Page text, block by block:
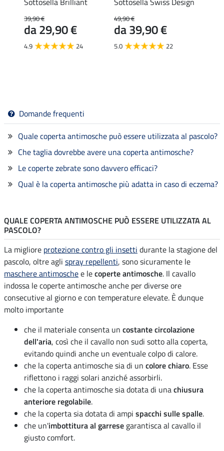
39,90 €
da 29,90 €
4.9 24
49,90 €
da 39,90 €
5.0 22
Domande frequenti
Quale coperta antimosche può essere utilizzata al pascolo?
Che taglia dovrebbe avere una coperta antimosche?
Le coperte zebrate sono davvero efficaci?
Qual è la coperta antimosche più adatta in caso di eczema?
QUALE COPERTA ANTIMOSCHE PUÒ ESSERE UTILIZZATA AL
PASCOLO?
La migliore protezione contro gli insetti durante la stagione del
pascolo, oltre agli spray repellenti, sono sicuramente le
maschere antimoschee lecoperte antimosche. Il cavallo
indossa le coperte antimosche anche per diverse ore
consecutive al giorno e con temperature elevate. È dunque
molto importante
che il materiale consenta un costante circolazione
dell'aria, così che il cavallo non sudi sotto alla coperta,
evitando quindi anche un eventuale colpo di calore.
che la coperta antimosche sia di un colore chiaro. Esse
riflettono i raggi solari anziché assorbirli.
che la coperta antimosche sia dotata di unachiusura
anteriore regolabile.
che la coperta sia dotata di ampi spacchi sulle spalle.
che un'imbottitura al garrese garantisca al cavallo il
giusto comfort.